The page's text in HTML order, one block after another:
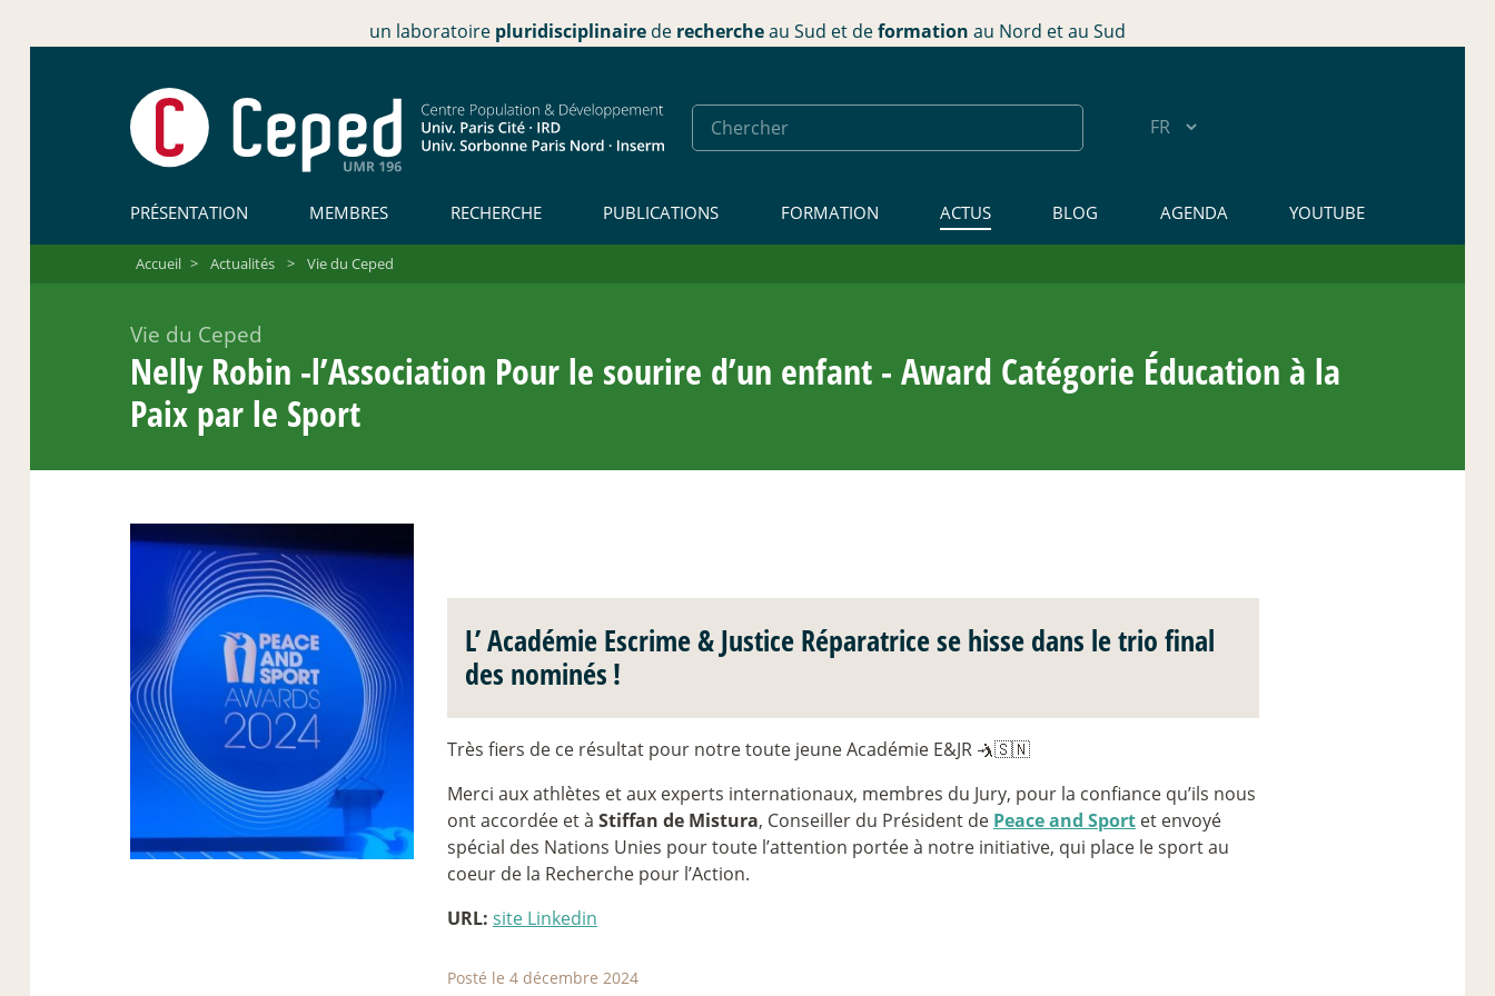
un laboratoire pluridisciplinaire de rechercheau Sud et deformation au Nord et au Sud
PRÉSENTATION MEMBRES RECHERCHE PUBLICATIONS FORMATION ACTUS BLOG AGENDA YOUTUBE
Accueil > Actualités > Vie du Ceped
Vie du Ceped
Nelly Robin -l’Association Pour le sourire d’un enfant - Award Catégorie Éducation à la
Paix par le Sport
L’ Académie Escrime & Justice Réparatrice se hisse dans le trio final
des nominés !
Très fiers de ce résultat pour notre toute jeune Académie E&JR 🤺🇸🇳
Merci aux athlètes et aux experts internationaux, membres du Jury, pour la confiance qu’ils nous
ont accordée et à Stiffan de Mistura, Conseiller du Président de Peace and Sport et envoyé
spécial des Nations Unies pour toute l’attention portée à notre initiative, qui place le sport au
coeur de la Recherche pour l’Action.
URL: site Linkedin
Posté le 4 décembre 2024